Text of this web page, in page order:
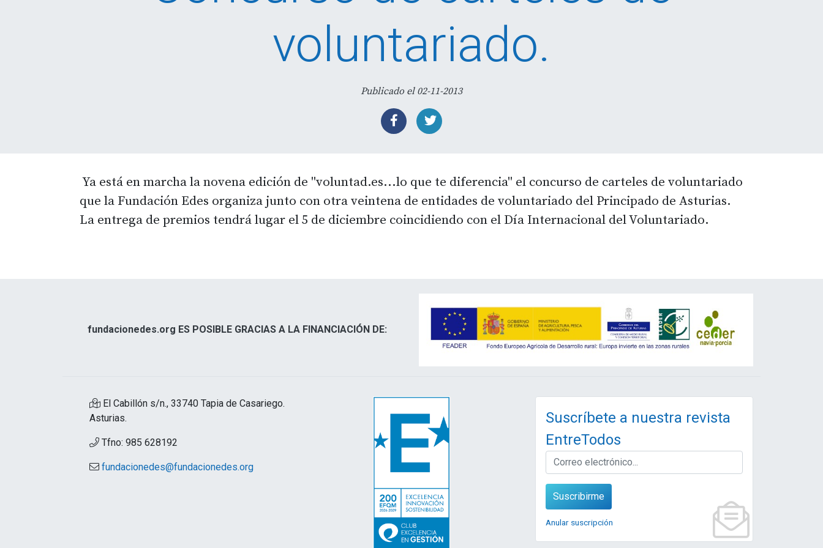
voluntariado.
Publicado el 02-11-2013
Ya está en marcha la novena edición de "voluntad.es...lo que te diferencia" el concurso de carteles de voluntariado
que la Fundación Edes organiza junto con otra veintena de entidades de voluntariado del Principado de Asturias.
La entrega de premios tendrá lugar el 5 de diciembre coincidiendo con el Día Internacional del Voluntariado.
fundacionedes.org ES POSIBLE GRACIAS A LA FINANCIACIÓN DE:
El Cabillón s/n., 33740 Tapia de Casariego.
Asturias.
Tfno: 985 628192
fundacionedes@fundacionedes.org
Suscríbete a nuestra revista
EntreTodos
EMAIL
Suscribirme
Anular suscripción